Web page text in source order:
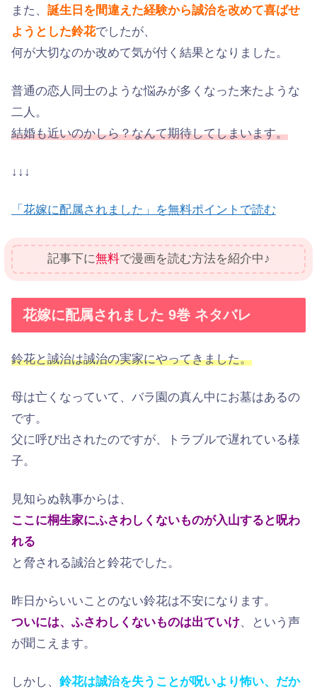
また、 誕生日を間違えた経験から誠治を改めて喜ばせ
ようとした鈴花でしたが、
何が大切なのか改めて気が付く結果となりました。
普通の恋人同士のような悩みが多くなった来たような
二人。
結婚も近いのかしら？なんて期待してしまいます。
↓↓↓
「花嫁に配属されました」を無料ポイントで読む
記事下に無料で漫画を読む方法を紹介中♪
花嫁に配属されました 9巻 ネタバレ
鈴花と誠治は誠治の実家にやってきました。
母は亡くなっていて、バラ園の真ん中にお墓はあるの
です。
父に呼び出されたのですが、トラブルで遅れている様
子。
見知らぬ執事からは、
ここに桐生家にふさわしくないものが入山すると呪わ
れる
と脅される誠治と鈴花でした。
昨日からいいことのない鈴花は不安になります。
ついには、ふさわしくないものは出ていけ、という声
が聞こえます。
しかし、 鈴花は誠治を失うことが呪いより怖い、だか